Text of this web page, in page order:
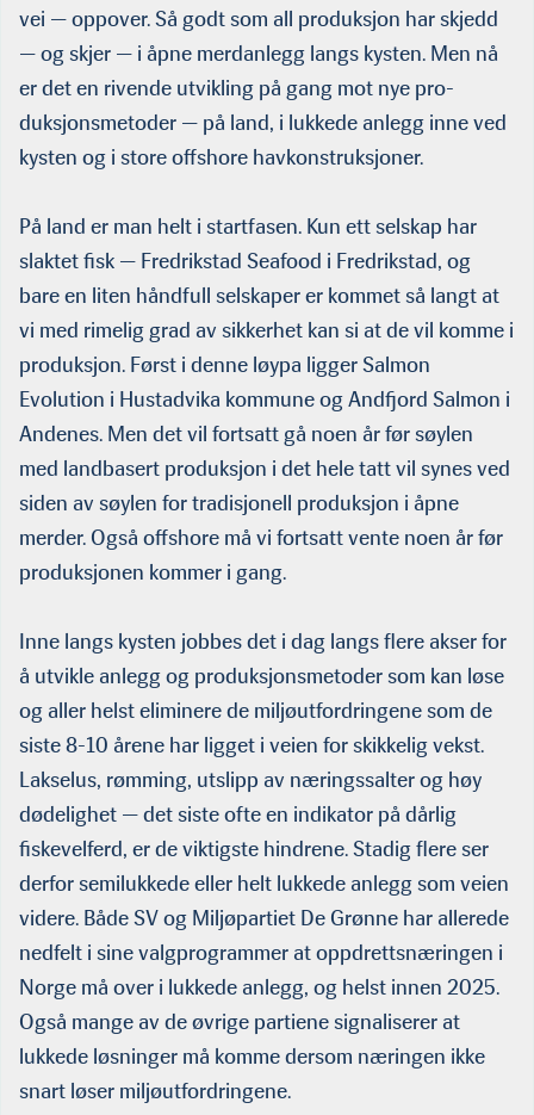
vei — oppover. Så godt som all produksjon har skjedd
— og skjer — i åpne merdanlegg langs kysten. Men nå
er det en rivende utvikling på gang mot nye pro­
duksjonsmetoder — på land, i lukkede anlegg inne ved
kysten og i store offshore havkonstruksjoner.
På land er man helt i startfasen. Kun ett selskap har
slaktet fisk — Fredrikstad Seafood i Fredrikstad, og
bare en liten håndfull selskaper er kommet så langt at
vi med rimelig grad av sikkerhet kan si at de vil komme i
produksjon. Først i denne løypa ligger Salmon
Evolution i Hustadvika kommune og Andfjord Salmon i
Andenes. Men det vil fortsatt gå noen år før søylen
med landbasert produksjon i det hele tatt vil synes ved
siden av søylen for tradisjonell produksjon i åpne
merder. Også offshore må vi fortsatt vente noen år før
produksjonen kommer i gang.
Inne langs kysten jobbes det i dag langs flere akser for
å utvik­le anlegg og produksjonsmetoder som kan løse
og aller helst eliminere de miljøutfordringene som de
siste 8-10 årene har ligget i veien for skikkelig vekst.
Lakselus, rømming, utslipp av næringssalter og høy
dødelighet — det siste ofte en indikator på dårlig
fiskevelferd, er de viktigste hindrene. Stadig flere ser
derfor semilukkede eller helt lukkede anlegg som veien
videre. Både SV og Miljøpartiet De Grønne har allerede
nedfelt i sine valgprogrammer at oppdrettsnæringen i
Norge må over i lukkede anlegg, og helst innen 2025.
Også mange av de øvrige partiene signaliserer at
lukkede løsninger må komme dersom næringen ikke
snart løser miljøutfordringene.